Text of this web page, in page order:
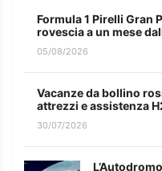
Formula 1 Pirelli Gran
rovescia a un mese
05/08/2026
Vacanze da bollino
attrezzi e assistenza
30/07/2026